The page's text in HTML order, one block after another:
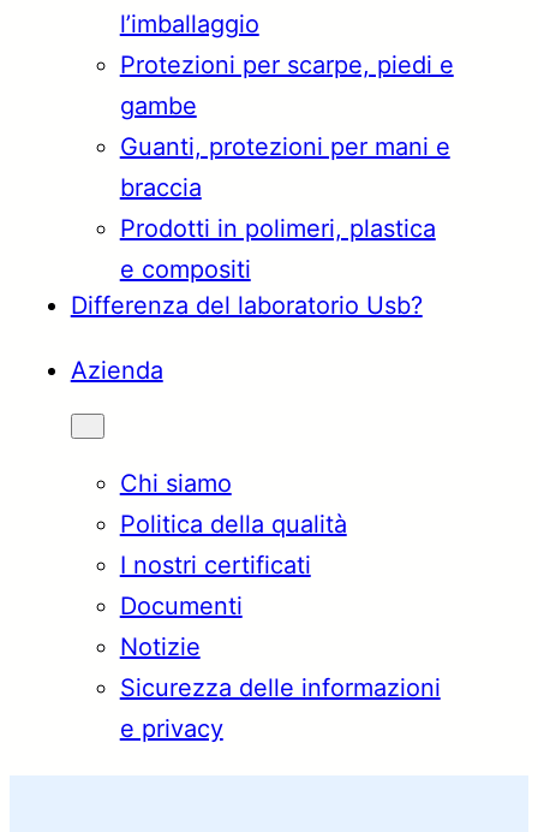
l’imballaggio
Protezioni per scarpe, piedi e
gambe
Guanti, protezioni per mani e
braccia
Prodotti in polimeri, plastica
e compositi
Differenza del laboratorio Usb?
Azienda
Chi siamo
Politica della qualità
I nostri certificati
Documenti
Notizie
Sicurezza delle informazioni
e privacy
Türkçe
Français Italiano